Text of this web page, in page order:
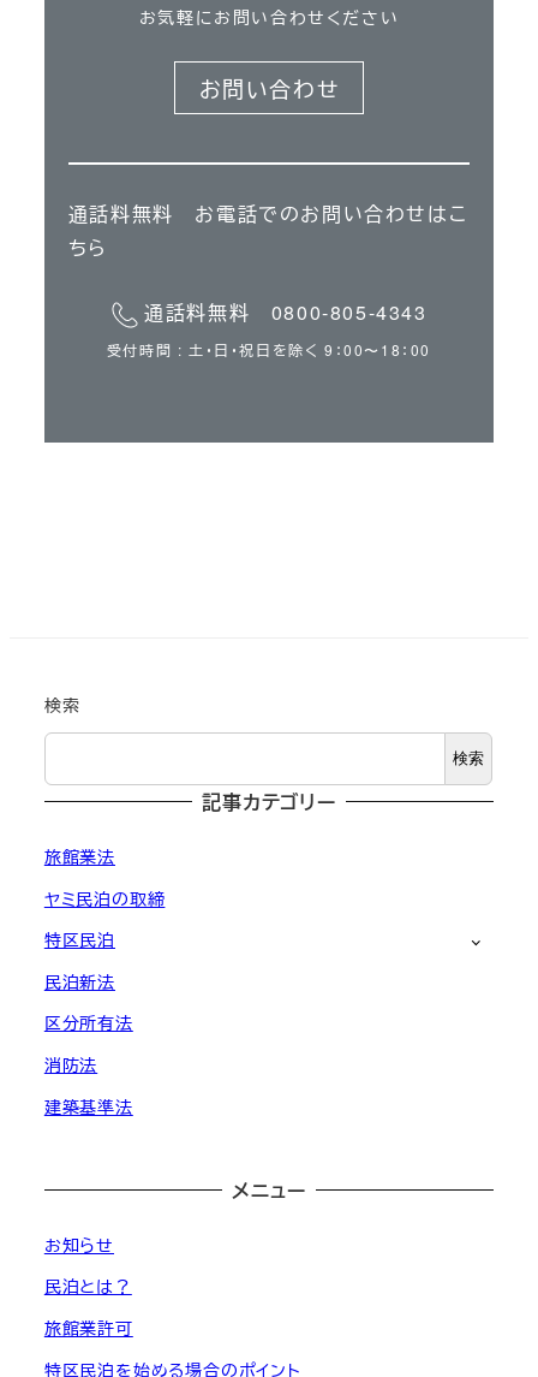
お気軽にお問い合わせください
お問い合わせ
通話料無料 お電話でのお問い合わせはこ
ちら
通話料無料 0800-805-4343
受付時間 : 土・日・祝日を除く 9：00〜18：00
検索
検索
記事カテゴリー
旅館業法
ヤミ民泊の取締
特区民泊
民泊新法
区分所有法
消防法
建築基準法
メニュー
お知らせ
民泊とは？
旅館業許可
特区民泊を始める場合のポイント